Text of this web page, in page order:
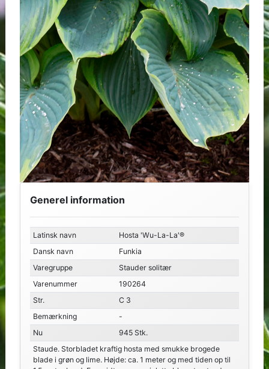
Generel information
Latinsk navn
Hosta 'Wu-La-La'®
Dansk navn
Funkia
Varegruppe
Stauder solitær
Varenummer
190264
Str.
C 3
Bemærkning
-
Nu
945 Stk.
Staude. Storbladet kraftig hosta med smukke brogede
blade i grøn og lime. Højde: ca. 1 meter og med tiden op til